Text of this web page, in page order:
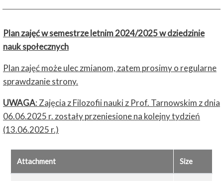
Planzajęćw semestrze letnim 2024/2025 w dziedzinie
nauk społecznych
Plan zajęć może ulec zmianom, zatem prosimy o regularne
sprawdzanie strony.
UWAGA: Zajęcia z Filozofii nauki z Prof. Tarnowskim z dnia
06.06.2025 r. zostały przeniesione na kolejny tydzień
(13.06.2025 r.)
Attachment Size